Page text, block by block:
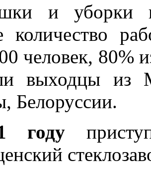
и уборки
количество
человек,
выходцы из
Белоруссии.
году